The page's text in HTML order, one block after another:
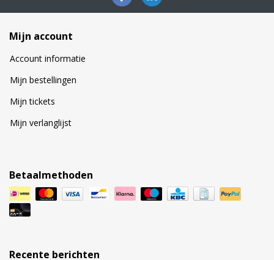
Mijn account
Account informatie
Mijn bestellingen
Mijn tickets
Mijn verlanglijst
Betaalmethoden
Recente berichten